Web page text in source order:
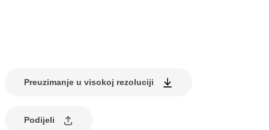
Preuzimanje u visokoj rezoluciji
Podijeli